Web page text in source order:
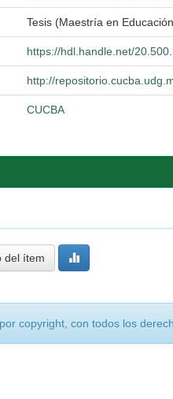
Tesis (Maestría en
https://hdl.handle.net/
http://
CUCBA
del ítem
copyright, con todos los